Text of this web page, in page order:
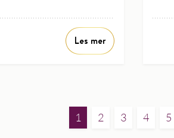
Les mer
1 2 3 4 5